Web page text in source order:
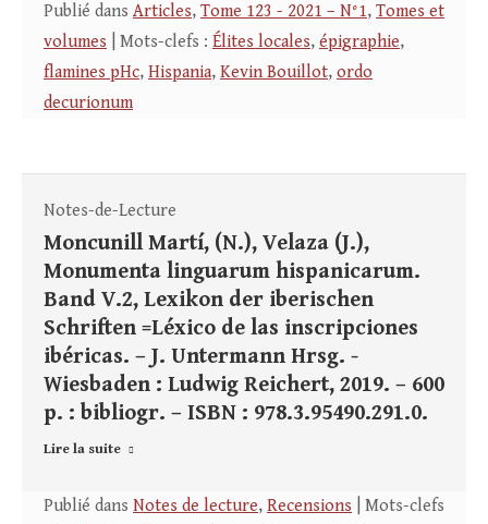
Publié dans Articles, Tome 123 - 2021 – N°1, Tomes et
volumes | Mots-clefs : Élites locales, épigraphie,
flamines pHc, Hispania, Kevin Bouillot, ordo
decurionum
Notes-de-Lecture
Moncunill Martí, (N.), Velaza (J.),
Monumenta linguarum hispanicarum.
Band V.2, Lexikon der iberischen
Schriften =Léxico de las inscripciones
ibéricas. – J. Untermann Hrsg. -
Wiesbaden : Ludwig Reichert, 2019. – 600
p. : bibliogr. – ISBN : 978.3.95490.291.0.
Lire la suite
Publié dans Notes de lecture, Recensions | Mots-clefs